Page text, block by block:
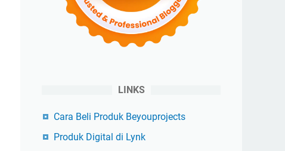
LINKS
Cara Beli Produk Beyouprojects
Produk Digital di Lynk